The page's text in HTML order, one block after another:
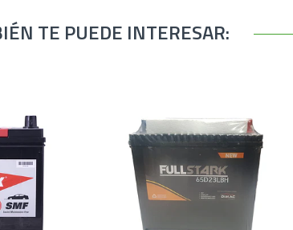
TE PUEDE INTERESAR: